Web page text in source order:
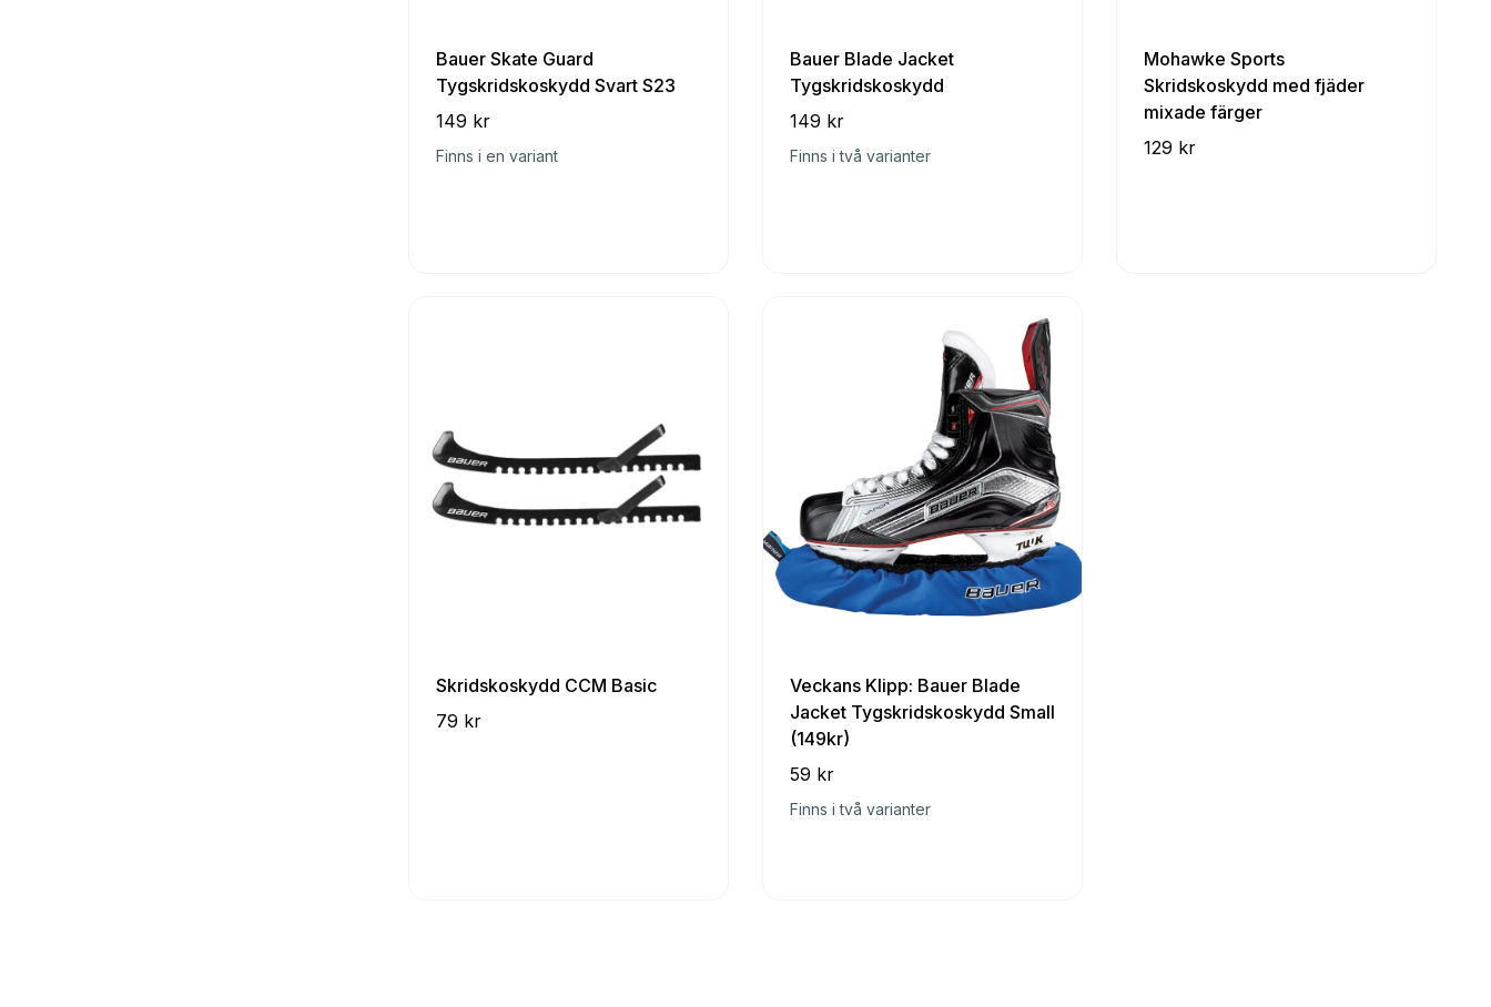
Bauer Skate Guard
Tygskridskoskydd Svart S23
149 kr
Finns i en variant
Bauer Blade Jacket
Tygskridskoskydd
149 kr
Finns i två varianter
Mohawke Sports
Skridskoskydd med fjäder
mixade färger
129 kr
Skridskoskydd CCM Basic
79 kr
Veckans Klipp: Bauer Blade
Jacket Tygskridskoskydd Small
(149kr)
59 kr
Finns i två varianter